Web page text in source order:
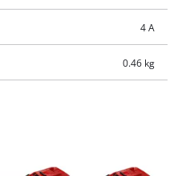
4 A
0.46 kg